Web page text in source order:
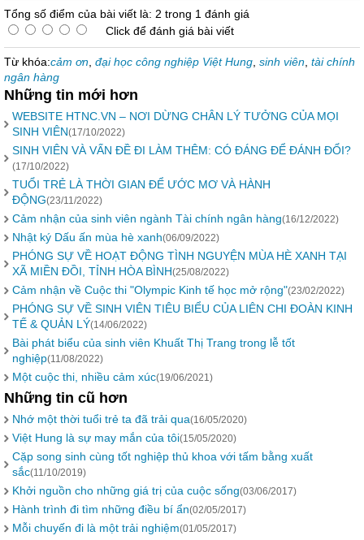
Tổng số điểm của bài viết là: 2 trong 1 đánh giá
Click để đánh giá bài viết
Từ khóa:cảm ơn đại học công nghiệp Việt Hung sinh viên tài chính
ngân hàng
Những tin mới hơn
WEBSITE HTNC.VN – NƠI DỪNG CHÂN LÝ TƯỞNG CỦA MỌI
SINH VIÊN(17/10/2022)
SINH VIÊN VÀ VẤN ĐỀ ĐI LÀM THÊM: CÓ ĐÁNG ĐỂ ĐÁNH ĐỔI?
(17/10/2022)
TUỔI TRẺ LÀ THỜI GIAN ĐỂ ƯỚC MƠ VÀ HÀNH
ĐỘNG(23/11/2022)
Cảm nhận của sinh viên ngành Tài chính ngân hàng(16/12/2022)
Nhật ký Dấu ấn mùa hè xanh(06/09/2022)
PHÓNG SỰ VỀ HOẠT ĐỘNG TÌNH NGUYỆN MÙA HÈ XANH TẠI
XÃ MIỀN ĐỒI, TỈNH HÒA BÌNH(25/08/2022)
Cảm nhận về Cuộc thi "Olympic Kinh tế học mở rộng"(23/02/2022)
PHÓNG SỰ VỀ SINH VIÊN TIÊU BIỂU CỦA LIÊN CHI ĐOÀN KINH
TẾ & QUẢN LÝ(14/06/2022)
Bài phát biểu của sinh viên Khuất Thị Trang trong lễ tốt
nghiệp(11/08/2022)
Một cuộc thi, nhiều cảm xúc(19/06/2021)
Những tin cũ hơn
Nhớ một thời tuổi trẻ ta đã trải qua(16/05/2020)
Việt Hung là sự may mắn của tôi(15/05/2020)
Cặp song sinh cùng tốt nghiệp thủ khoa với tấm bằng xuất
sắc(11/10/2019)
Khởi nguồn cho những giá trị của cuộc sống(03/06/2017)
Hành trình đi tìm những điều bí ẩn(02/05/2017)
Mỗi chuyến đi là một trải nghiệm(01/05/2017)